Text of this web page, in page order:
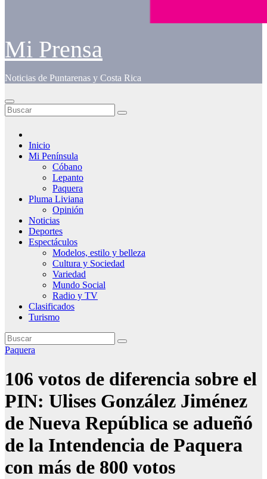
Mi Prensa
Noticias de Puntarenas y Costa Rica
Inicio
Mi Península
Cóbano
Lepanto
Paquera
Pluma Liviana
Opinión
Noticias
Deportes
Espectáculos
Modelos, estilo y belleza
Cultura y Sociedad
Variedad
Mundo Social
Radio y TV
Clasificados
Turismo
Paquera
106 votos de diferencia sobre el
PIN: Ulises González Jiménez
de Nueva República se adueñó
de la Intendencia de Paquera
con más de 800 votos